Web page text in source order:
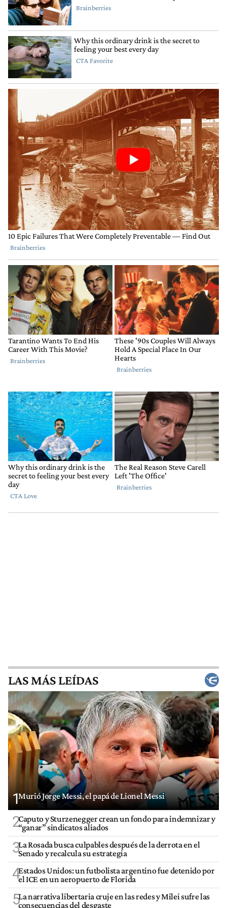
LAS MÁS LEÍDAS
1Murió Jorge Messi, el papá de Lionel Messi
2Caputo y Sturzenegger crean un fondo para indemnizar y
“ganar” sindicatos aliados
3La Rosada busca culpables después de la derrota en el
Senado y recalcula su estrategia
4Estados Unidos: un futbolista argentino fue detenido por
el ICE en un aeropuerto de Florida
5La narrativa libertaria cruje en las redes y Milei sufre las
consecuencias del desgaste